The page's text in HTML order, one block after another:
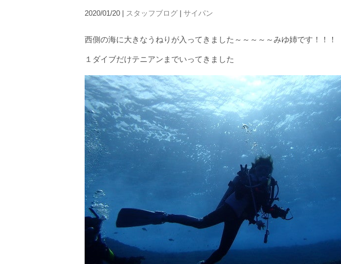
2020/01/20 | スタッフブログ | サイパン
西側の海に大きなうねりが入ってきました～～～～～みゆ姉です！！！
１ダイブだけテニアンまでいってきました
クジラを発見した場合は、その時のクジラの様子や海況を確認し、ガイドがスイム開始可能
2.人数制限とエントリー順
クジラへのストレス軽減や安全管理の観点から、エントリー人数を制限する場合がありま
3.クジラとの距離と泳ぎ方
クジラの観察は水面からのみとし、素潜りは禁止とします。クジラによっては、人が近く
示がある場合を除き、クジラの近くでフィンキックなどをして泳ぐことも禁止します。ク
できなくなる場合が多いため、必ずこれらの事項をお守りください。
4.スイム遂行の可否と返金について
ツアー当日は、ゲストの安全を最優先とし、可能な限りスイムが実施できるよう努めます
金はいたしませんので、あらかじめご了承ください。
沖縄の1月～3月は、季節的に海が穏やかな日は多くありません。そのため、多少の波やう
船酔いしやすい方は、ご自身で事前に十分な対策をお願いいたします。
ツアー中に、スノーケリングやスキンダイビングの技術が本ツアーに参加できるレベルに
験が浅い方については、条件付きでのご案内となる場合があります。その際のご返金には
きますので、ご不安のある方は事前にご相談ください。